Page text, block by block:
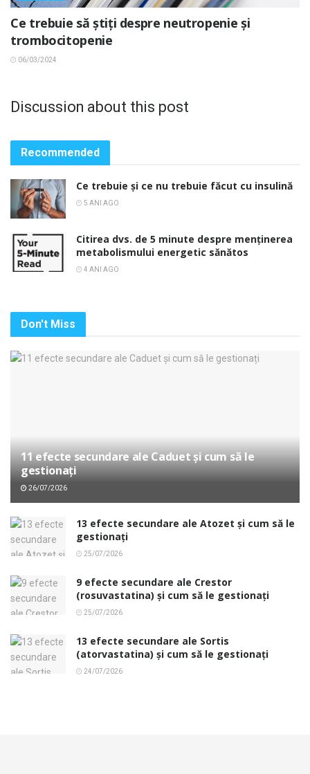
Ce trebuie să știți despre neutropenie și
trombocitopenie
06/03/2024
Discussion about this post
Recommended
Ce trebuie și ce nu trebuie făcut cu insulină
5 ANI AGO
Citirea dvs. de 5 minute despre menținerea
metabolismului energetic sănătos
4 ANI AGO
Don't Miss
11 efecte secundare ale Caduet și cum să le
gestionați
26/07/2026
13 efecte secundare ale Atozet și cum să le
gestionați
25/07/2026
9 efecte secundare ale Crestor
(rosuvastatina) și cum să le gestionați
25/07/2026
13 efecte secundare ale Sortis
(atorvastatina) și cum să le gestionați
24/07/2026